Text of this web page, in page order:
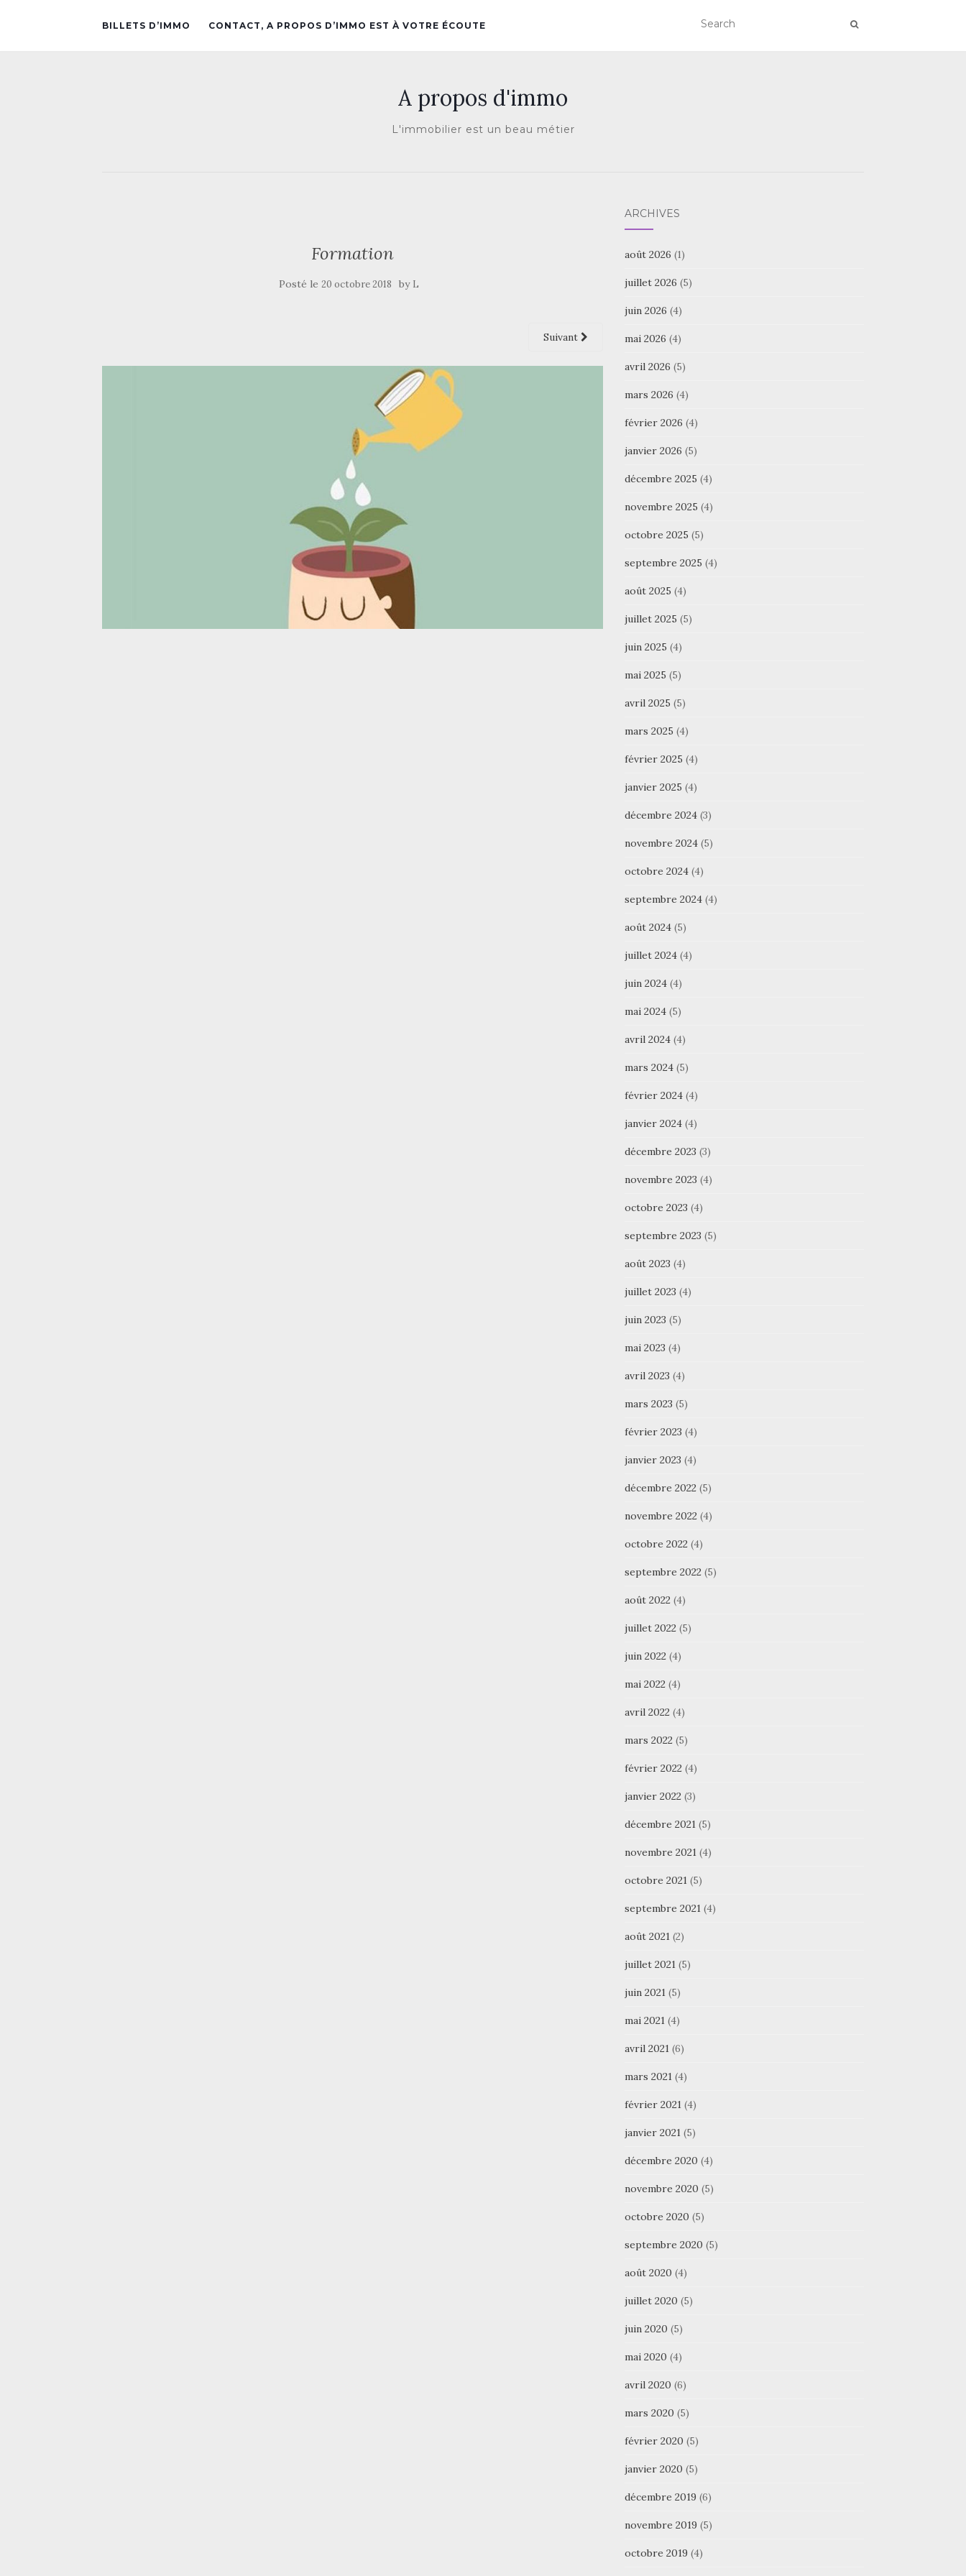
BILLETS D’IMMO CONTACT, A PROPOS D’IMMO EST À VOTRE ÉCOUTE
A propos d'immo
L'immobilier est un beau métier
Formation
Posté le 20 octobre 2018 by L
Suivant
ARCHIVES
août 2026 (1)
juillet 2026 (5)
juin 2026 (4)
mai 2026 (4)
avril 2026 (5)
mars 2026 (4)
février 2026 (4)
janvier 2026 (5)
décembre 2025 (4)
novembre 2025 (4)
octobre 2025 (5)
septembre 2025 (4)
août 2025 (4)
juillet 2025 (5)
juin 2025 (4)
mai 2025 (5)
avril 2025 (5)
mars 2025 (4)
février 2025 (4)
janvier 2025 (4)
décembre 2024(3)
novembre 2024(5)
octobre 2024(4)
septembre 2024(4)
août 2024(5)
juillet 2024(4)
juin 2024(4)
mai 2024(5)
avril 2024(4)
mars 2024(5)
février 2024(4)
janvier 2024(4)
décembre 2023 (3)
novembre 2023 (4)
octobre 2023 (4)
septembre 2023 (5)
août 2023 (4)
juillet 2023 (4)
juin 2023 (5)
mai 2023 (4)
avril 2023 (4)
mars 2023 (5)
février 2023 (4)
janvier 2023 (4)
décembre 2022 (5)
novembre 2022 (4)
octobre 2022 (4)
septembre 2022 (5)
août 2022 (4)
juillet 2022 (5)
juin 2022 (4)
mai 2022 (4)
avril 2022 (4)
mars 2022 (5)
février 2022 (4)
janvier 2022 (3)
décembre 2021(5)
novembre 2021(4)
octobre 2021(5)
septembre 2021(4)
août 2021(2)
juillet 2021(5)
juin 2021(5)
mai 2021(4)
avril 2021(6)
mars 2021(4)
février 2021(4)
janvier 2021(5)
décembre 2020 (4)
novembre 2020 (5)
octobre 2020 (5)
septembre 2020 (5)
août 2020 (4)
juillet 2020 (5)
juin 2020 (5)
mai 2020 (4)
avril 2020 (6)
mars 2020 (5)
février 2020 (5)
janvier 2020 (5)
décembre 2019 (6)
novembre 2019 (5)
octobre 2019 (4)